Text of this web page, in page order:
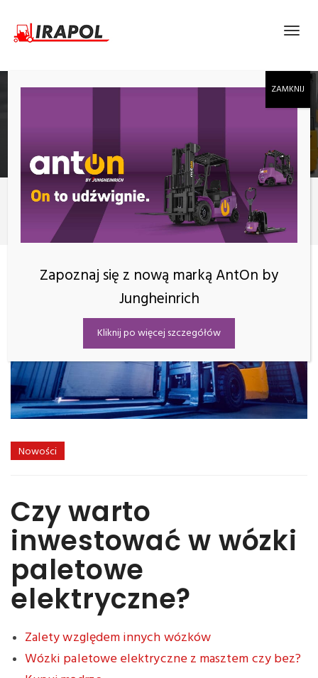
Nowości
Czy warto inwestować w wózki paletowe elektryczne?
Nowości
Czy warto
inwestować w wózki
paletowe
elektryczne?
Zalety względem innych wózków
Wózki paletowe elektryczne z masztem czy bez?
Zapoznaj się z nową marką AntOn by
Jungheinrich
Kliknij po więcej szczegółów